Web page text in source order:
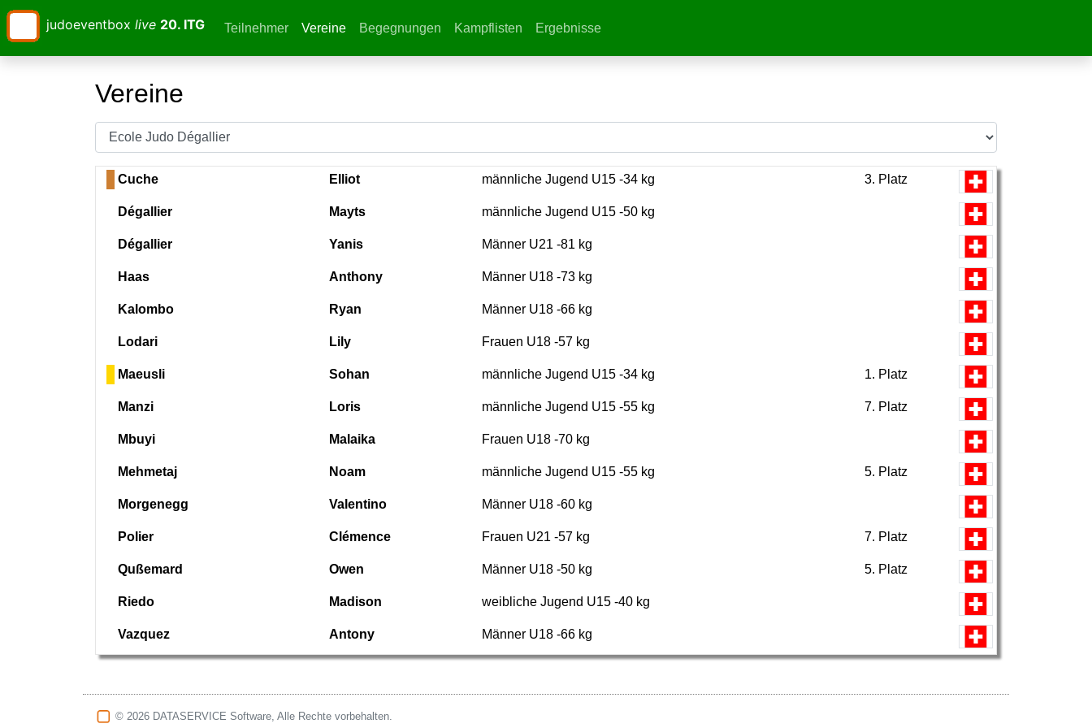
judoeventbox live 20. ITG Teilnehmer Vereine (current)
Begegnungen Kampflisten Ergebnisse
Vereine
Cuche Elliot männliche Jugend U15 -34 kg 3. Platz
Dégallier Mayts männliche Jugend U15 -50 kg
Dégallier Yanis Männer U21 -81 kg
Haas Anthony Männer U18 -73 kg
Kalombo Ryan Männer U18 -66 kg
Lodari Lily Frauen U18 -57 kg
Maeusli Sohan männliche Jugend U15 -34 kg 1. Platz
Manzi Loris männliche Jugend U15 -55 kg 7. Platz
Mbuyi Malaika Frauen U18 -70 kg
Mehmetaj Noam männliche Jugend U15 -55 kg 5. Platz
Morgenegg Valentino Männer U18 -60 kg
Polier Clémence Frauen U21 -57 kg 7. Platz
Qußemard Owen Männer U18 -50 kg 5. Platz
Riedo Madison weibliche Jugend U15 -40 kg
Vazquez Antony Männer U18 -66 kg
© 2026 DATASERVICE Software, Alle Rechte vorbehalten.